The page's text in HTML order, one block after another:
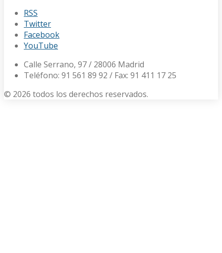
RSS
Twitter
Facebook
YouTube
Calle Serrano, 97 / 28006 Madrid
Teléfono: 91 561 89 92 / Fax: 91 411 17 25
© 2026 todos los derechos reservados.